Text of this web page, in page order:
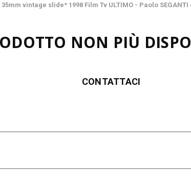
35mm vintage slide* 1998 Film Tv ULTIMO - Paolo SEGANTI
NON PIÙ
CONTATTACI